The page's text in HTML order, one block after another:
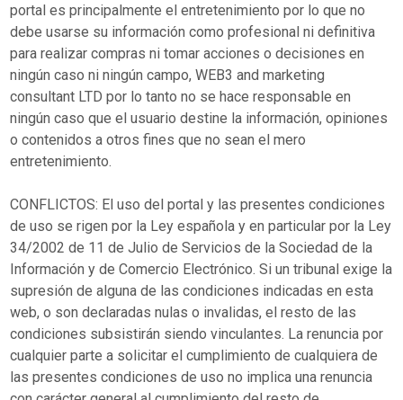
portal es principalmente el entretenimiento por lo que no
debe usarse su información como profesional ni definitiva
para realizar compras ni tomar acciones o decisiones en
ningún caso ni ningún campo, WEB3 and marketing
consultant LTD por lo tanto no se hace responsable en
ningún caso que el usuario destine la información, opiniones
o contenidos a otros fines que no sean el mero
entretenimiento.
CONFLICTOS: El uso del portal y las presentes condiciones
de uso se rigen por la Ley española y en particular por la Ley
34/2002 de 11 de Julio de Servicios de la Sociedad de la
Información y de Comercio Electrónico. Si un tribunal exige la
supresión de alguna de las condiciones indicadas en esta
web, o son declaradas nulas o invalidas, el resto de las
condiciones subsistirán siendo vinculantes. La renuncia por
cualquier parte a solicitar el cumplimiento de cualquiera de
las presentes condiciones de uso no implica una renuncia